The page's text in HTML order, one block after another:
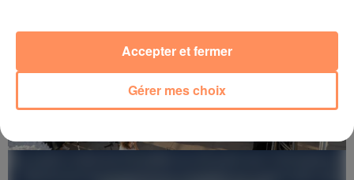
Gérer mes choix
Accepter et fermer